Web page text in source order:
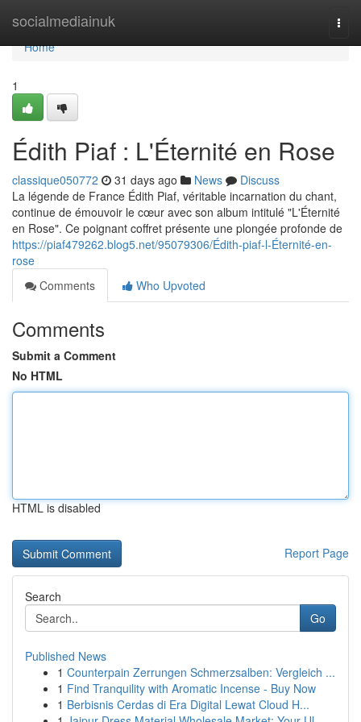
socialmediainuk
Home
Home
1
Édith Piaf : L'Éternité en Rose
classique050772 31 days ago News
Discuss
La légende de France Édith Piaf, véritable incarnation du chant,
continue de émouvoir le cœur avec son album intitulé "L'Éternité
en Rose". Ce poignant coffret présente une plongée profonde de
https://piaf479262.blog5.net/95079306/Édith-piaf-l-Éternité-en-
rose
Comments
Who Upvoted
Comments
Submit a Comment
No HTML
HTML is disabled
Report Page
Search
Go
Published News
1 Counterpain Zerrungen Schmerzsalben: Vergleich ...
1 Find Tranquility with Aromatic Incense - Buy Now
1 Berbisnis Cerdas di Era Digital Lewat Cloud H...